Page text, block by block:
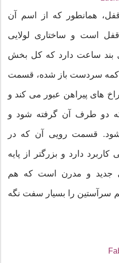
همانطور که از اسم آن
است دارای 2 قفل است و ساختاری لولایی
بند ساعت دارد که کل بخش
دکمه سردست باز شده، قسمت
های پیراهن عبور می کند و
دو طرف آن گرفته شود و
شود. قسمت رویی آن که در
کاربرد دارد و بزرگتر از پایه
جدید و مدرن است که هم
سرآستین را بسیار سفت نگه